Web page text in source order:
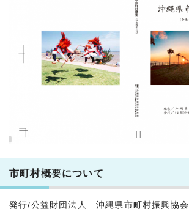
市町村概要について
発行/公益財団法人 沖縄県市町村振興協会